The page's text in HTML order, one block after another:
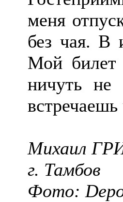
меня
без чая. В
Мой билет
ничуть не
Михаил
г. Тамбов
Фото: